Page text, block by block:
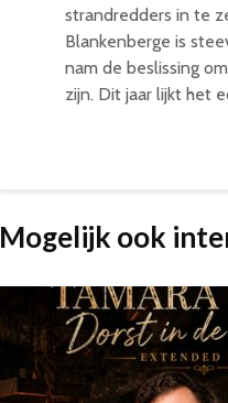
strandredders in te
Blankenberge is
nam de beslissing
zijn. Dit jaar lijkt het
Mogelijk ook